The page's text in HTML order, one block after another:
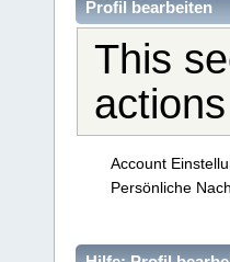
Profil bearbeiten
This
Account
Persönliche